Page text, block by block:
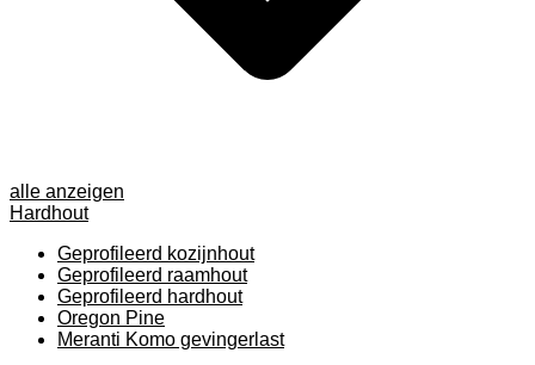
alle anzeigen
Hardhout
Geprofileerd kozijnhout
Geprofileerd raamhout
Geprofileerd hardhout
Oregon Pine
Meranti Komo gevingerlast